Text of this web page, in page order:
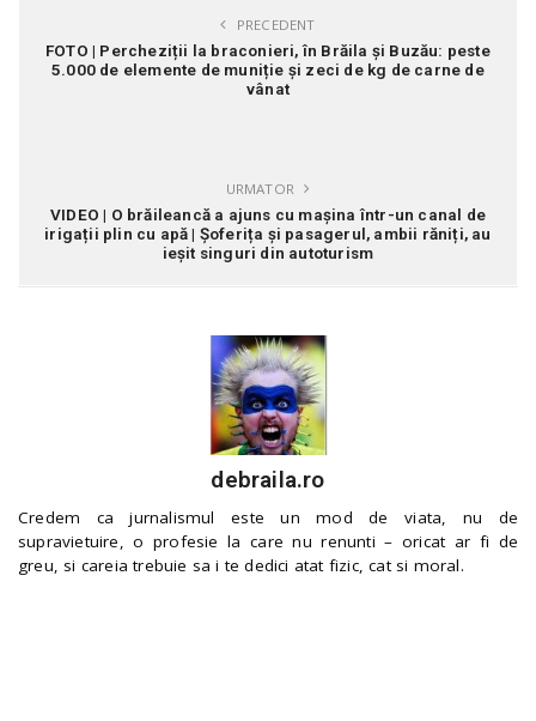
PRECEDENT
FOTO | Percheziții la braconieri, în Brăila și Buzău: peste
5.000 de elemente de muniție și zeci de kg de carne de
vânat
URMATOR
VIDEO | O brăileancă a ajuns cu mașina într-un canal de
irigații plin cu apă | Șoferița și pasagerul, ambii răniți, au
ieșit singuri din autoturism
debraila.ro
Credem ca jurnalismul este un mod de viata, nu de
supravietuire, o profesie la care nu renunti – oricat ar fi de
greu, si careia trebuie sa i te dedici atat fizic, cat si moral.